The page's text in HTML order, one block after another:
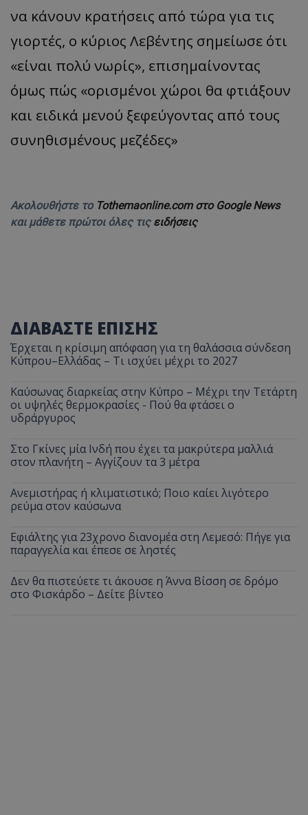
να κάνουν κρατήσεις από τώρα για τις
γιορτές, ο κύριος Λεβέντης σημείωσε ότι
«είναι πολύ νωρίς», επισημαίνοντας
όμως πώς «ορισμένοι χώροι θα φτιάξουν
και ειδικά μενού ξεφεύγοντας από τους
συνηθισμένους μεζέδες»
Ακολουθήστε το Tothemaonline.com στο Google News
και μάθετε πρώτοι όλες τις ειδήσεις
ΔΙΑΒΑΣΤΕ ΕΠΙΣΗΣ
Έρχεται η κρίσιμη απόφαση για τη θαλάσσια σύνδεση
Κύπρου–Ελλάδας – Τι ισχύει μέχρι το 2027
Καύσωνας διαρκείας στην Κύπρο – Μέχρι την Τετάρτη
οι υψηλές θερμοκρασίες - Πού θα φτάσει ο
υδράργυρος
Στο Γκίνες μία Ινδή που έχει τα μακρύτερα μαλλιά
στον πλανήτη – Αγγίζουν τα 3 μέτρα
Ανεμιστήρας ή κλιματιστικό; Ποιο καίει λιγότερο
ρεύμα στον καύσωνα
Εφιάλτης για 23χρονο διανομέα στη Λεμεσό: Πήγε για
παραγγελία και έπεσε σε ληστές
Δεν θα πιστεύετε τι άκουσε η Άννα Βίσση σε δρόμο
στο Φισκάρδο – Δείτε βίντεο